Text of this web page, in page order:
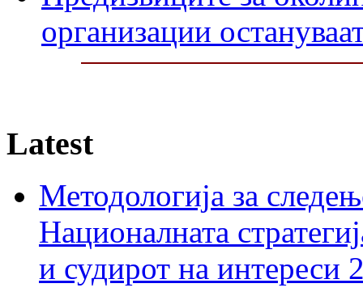
организации
Latest
Методологија за
Националната
и судирот на интереси